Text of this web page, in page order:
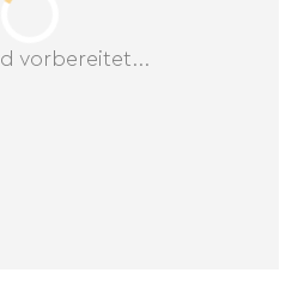
vorbereitet...